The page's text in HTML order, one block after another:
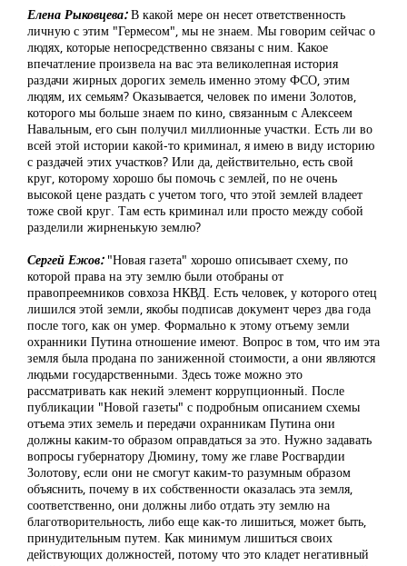
Елена Рыковцева:В какой мере он несет ответственность
личную с этим "Гермесом", мы не знаем. Мы говорим сейчас о
людях, которые непосредственно связаны с ним. Какое
впечатление произвела на вас эта великолепная история
раздачи жирных дорогих земель именно этому ФСО, этим
людям, их семьям? Оказывается, человек по имени Золотов,
которого мы больше знаем по кино, связанным с Алексеем
Навальным, его сын получил миллионные участки. Есть ли во
всей этой истории какой-то криминал, я имею в виду историю
с раздачей этих участков? Или да, действительно, есть свой
круг, которому хорошо бы помочь с землей, по не очень
высокой цене раздать с учетом того, что этой землей владеет
тоже свой круг. Там есть криминал или просто между собой
разделили жирненькую землю?
Сергей Ежов: "Новая газета" хорошо описывает схему, по
которой права на эту землю были отобраны от
правопреемников совхоза НКВД. Есть человек, у которого отец
лишился этой земли, якобы подписав документ через два года
после того, как он умер. Формально к этому отъему земли
охранники Путина отношение имеют. Вопрос в том, что им эта
земля была продана по заниженной стоимости, а они являются
людьми государственными. Здесь тоже можно это
рассматривать как некий элемент коррупционный. После
публикации "Новой газеты" с подробным описанием схемы
отъема этих земель и передачи охранникам Путина они
должны каким-то образом оправдаться за это. Нужно задавать
вопросы губернатору Дюмину, тому же главе Росгвардии
Золотову, если они не смогут каким-то разумным образом
объяснить, почему в их собственности оказалась эта земля,
соответственно, они должны либо отдать эту землю на
благотворительность, либо еще как-то лишиться, может быть,
принудительным путем. Как минимум лишиться своих
действующих должностей, потому что это кладет негативный